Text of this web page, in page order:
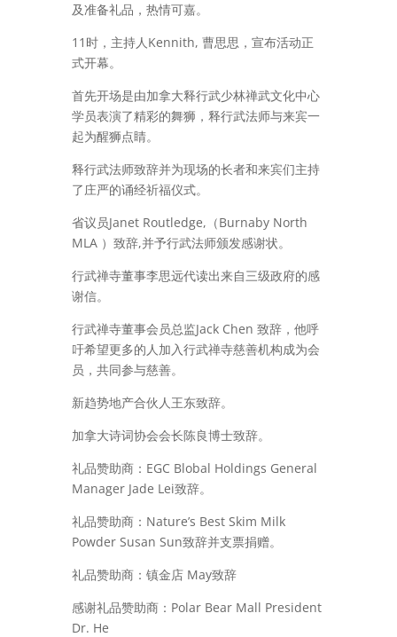
及准备礼品，热情可嘉。
11时，主持人Kennith, 曹思思，宣布活动正
式开幕。
首先开场是由加拿大释行武少林禅武文化中心
学员表演了精彩的舞狮，释行武法师与来宾一
起为醒狮点睛。
释行武法师致辞并为现场的长者和来宾们主持
了庄严的诵经祈福仪式。
省议员Janet Routledge,（Burnaby North
MLA ）致辞,并予行武法师颁发感谢状。
行武禅寺董事李思远代读出来自三级政府的感
谢信。
行武禅寺董事会员总监Jack Chen 致辞，他呼
吁希望更多的人加入行武禅寺慈善机构成为会
员，共同参与慈善。
新趋势地产合伙人王东致辞。
加拿大诗词协会会长陈良博士致辞。
礼品赞助商：EGC Blobal Holdings General
Manager Jade Lei致辞。
礼品赞助商：Nature’s Best Skim Milk
Powder Susan Sun致辞并支票捐赠。
礼品赞助商：镇金店 May致辞
感谢礼品赞助商：Polar Bear Mall President
Dr. He